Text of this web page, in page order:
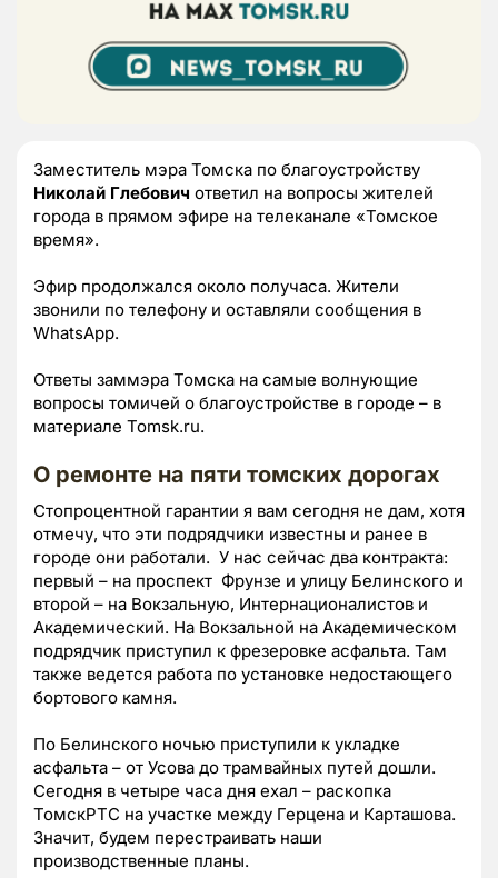
Заместитель мэра Томска по благоустройству
Николай Глебович ответил на вопросы жителей
города в прямом эфире на телеканале «Томское
время».
Эфир продолжался около получаса. Жители
звонили по телефону и оставляли сообщения в
WhatsApp.
Ответы заммэра Томска на самые волнующие
вопросы томичей о благоустройстве в городе – в
материале Tomsk.ru.
О ремонте на пяти томских дорогах
Стопроцентной гарантии я вам сегодня не дам, хотя
отмечу, что эти подрядчики известны и ранее в
городе они работали. У нас сейчас два контракта:
первый – на проспект Фрунзе и улицу Белинского и
второй – на Вокзальную, Интернационалистов и
Академический. На Вокзальной на Академическом
подрядчик приступил к фрезеровке асфальта. Там
также ведется работа по установке недостающего
бортового камня.
По Белинского ночью приступили к укладке
асфальта – от Усова до трамвайных путей дошли.
Сегодня в четыре часа дня ехал – раскопка
ТомскРТС на участке между Герцена и Карташова.
Значит, будем перестраивать наши
производственные планы.